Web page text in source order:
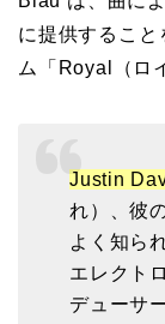
に提供すること
ム「Royal（ロ
Justin
れ）、彼
よく知ら
エレクト
デューサ